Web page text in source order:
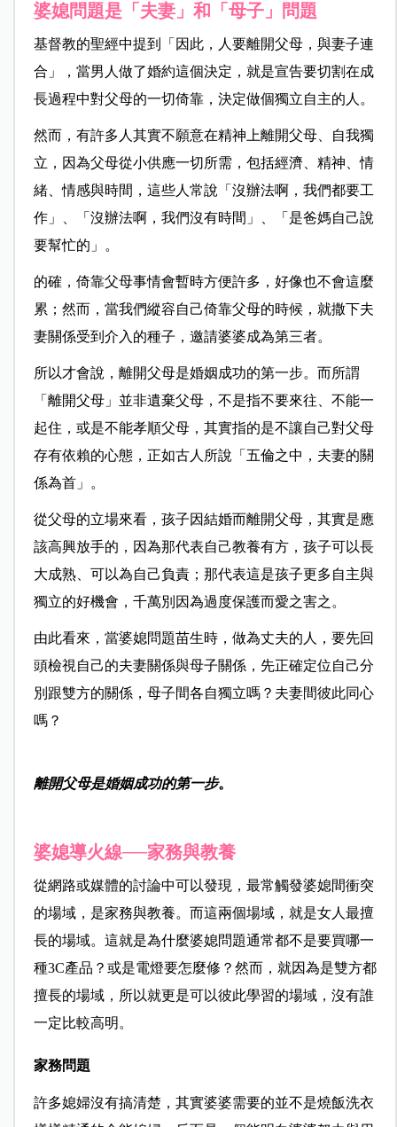
婆媳問題是「夫妻」和「母子」問題
基督教的聖經中提到「因此，人要離開父母，與妻子連
合」，當男人做了婚約這個決定，就是宣告要切割在成
長過程中對父母的一切倚靠，決定做個獨立自主的人。
然而，有許多人其實不願意在精神上離開父母、自我獨
立，因為父母從小供應一切所需，包括經濟、精神、情
緒、情感與時間，這些人常說「沒辦法啊，我們都要工
作」、「沒辦法啊，我們沒有時間」、「是爸媽自己說
要幫忙的」。
的確，倚靠父母事情會暫時方便許多，好像也不會這麼
累；然而，當我們縱容自己倚靠父母的時候，就撒下夫
妻關係受到介入的種子，邀請婆婆成為第三者。
所以才會說，離開父母是婚姻成功的第一步。而所謂
「離開父母」並非遺棄父母，不是指不要來往、不能一
起住，或是不能孝順父母，其實指的是不讓自己對父母
存有依賴的心態，正如古人所說「五倫之中，夫妻的關
係為首」。
從父母的立場來看，孩子因結婚而離開父母，其實是應
該高興放手的，因為那代表自己教養有方，孩子可以長
大成熟、可以為自己負責；那代表這是孩子更多自主與
獨立的好機會，千萬別因為過度保護而愛之害之。
由此看來，當婆媳問題苗生時，做為丈夫的人，要先回
頭檢視自己的夫妻關係與母子關係，先正確定位自己分
別跟雙方的關係，母子間各自獨立嗎？夫妻間彼此同心
嗎？
離開父母是婚姻成功的第一步。
婆媳導火線──家務與教養
從網路或媒體的討論中可以發現，最常觸發婆媳間衝突
的場域，是家務與教養。而這兩個場域，就是女人最擅
長的場域。這就是為什麼婆媳問題通常都不是要買哪一
種3C產品？或是電燈要怎麼修？然而，就因為是雙方都
擅長的場域，所以就更是可以彼此學習的場域，沒有誰
一定比較高明。
家務問題
許多媳婦沒有搞清楚，其實婆婆需要的並不是燒飯洗衣